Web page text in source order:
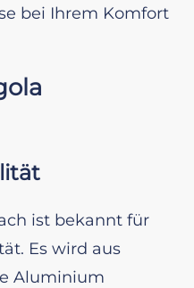
bei Ihrem Komfort
ist bekannt für
Es wird aus
Aluminium